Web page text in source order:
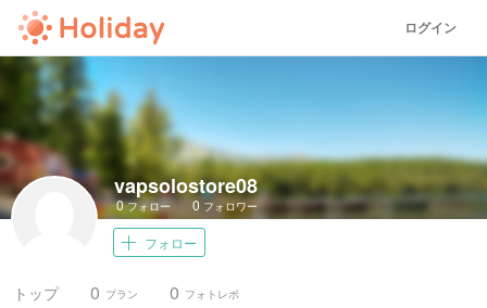
ログイン
vapsolostore08
0フォロー 0 フォロワー
フォロー
トップ プラン
0 フォトレポ
0